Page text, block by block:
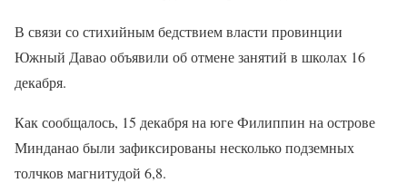
В связи со стихийным бедствием власти провинции
Южный Давао объявили об отмене занятий в школах 16
декабря.
Как сообщалось, 15 декабря на юге Филиппин на острове
Минданао были зафиксированы несколько подземных
толчков магнитудой 6,8.